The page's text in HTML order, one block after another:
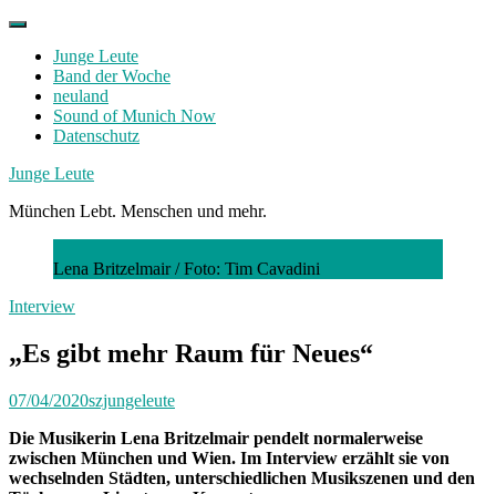
Skip
contentJunge Leute
Band der Woche
neuland
Sound of Munich Now
Datenschutz
Facebook
Twitter
Instagram
Junge Leute
München Lebt. Menschen und mehr.
Lena Britzelmair /Foto: Tim Cavadini
Interview
„Es gibt mehr Raum für Neues“
07/04/2020szjungeleute
Die Musikerin Lena Britzelmair pendelt normalerweise
zwischen München und Wien. Im Interview erzählt sie von
wechselnden Städten, unterschiedlichen Musikszenen und den